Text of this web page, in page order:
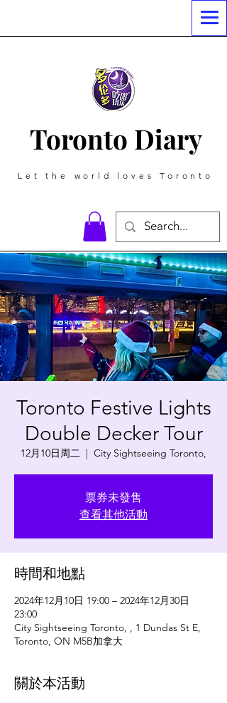
Toronto Diary
Let the world loves Toronto
Toronto Festive Lights
Double Decker Tour
12月10日周二
  |
City Sightseeing Toronto,
票券未發售
查看其他活動
時間和地點
2024年12月10日 19:00 – 2024年12月30日
23:00
City Sightseeing Toronto, , 1 Dundas St E,
Toronto, ON M5B加拿大
關於本活動